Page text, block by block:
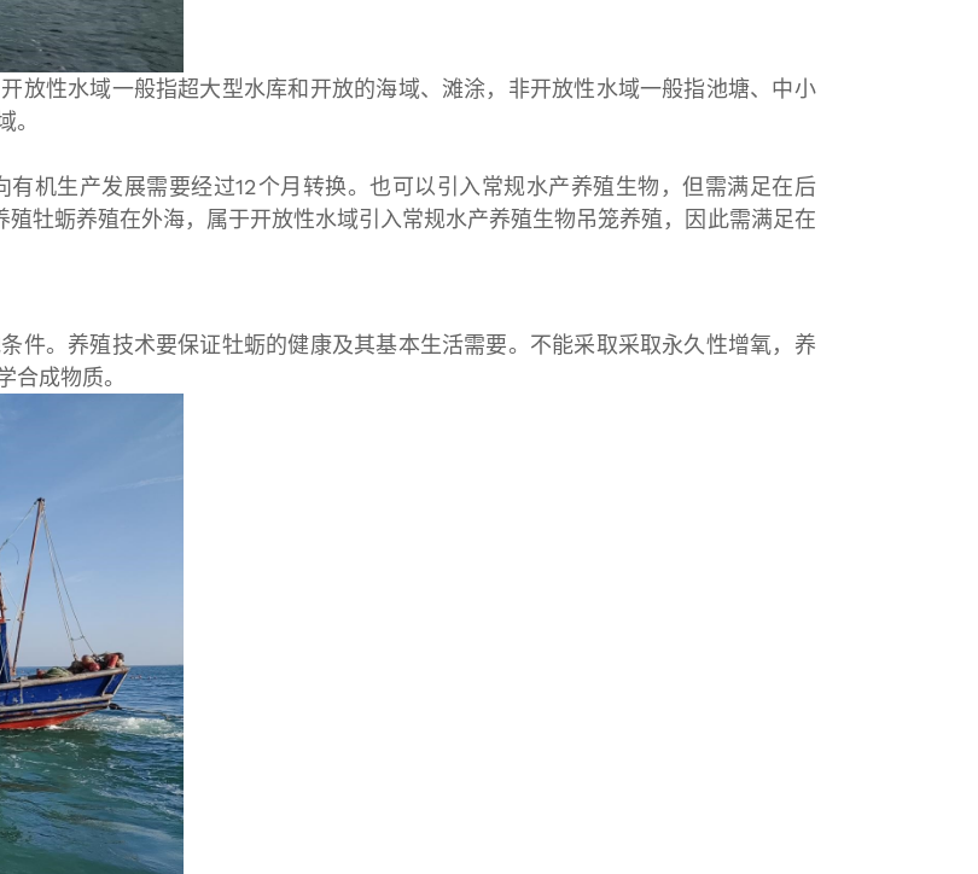
放性水域一般指超大型水库和开放的海域、滩涂，非开放性水域一般指池塘、中小
。
机生产发展需要经过12个月转换。也可以引入常规水产养殖生物，但需满足在后
牡蛎养殖在外海，属于开放性水域引入常规水产养殖生物吊笼养殖，因此需满足在
件。养殖技术要保证牡蛎的健康及其基本生活需要。不能采取采取永久性增氧，养
合成物质。